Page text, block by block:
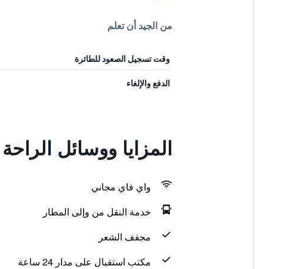
من الجيد أن تعلم
وقت تسجيل الصعود للطائرة
الدفع والإلغاء
المزايا ووسائل
واي فاي مجاني
خدمة النقل من وإلى المطار
مجفف الشعر
مكتب استقبال على مدار 24 ساعة